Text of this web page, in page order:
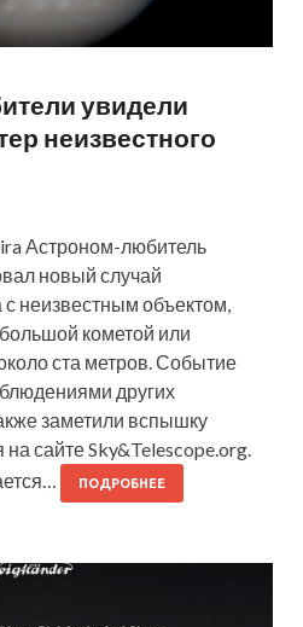
увидели
неизвестного
Астроном-любитель
новый случай
неизвестным объектом,
кометой или
ста метров. Событие
других
заметили вспышку
сайте Sky&Telescope.org.
ПОДРОБНЕЕ